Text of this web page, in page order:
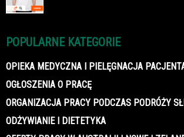
POPULARNE KATEGORIE
OPIEKA MEDYCZNA I PIELĘGNACJA
OGŁOSZENIA O PRACĘ
ORGANIZACJA PRACY PODCZAS PODRÓŻY
ODŻYWIANIE I DIETETYKA